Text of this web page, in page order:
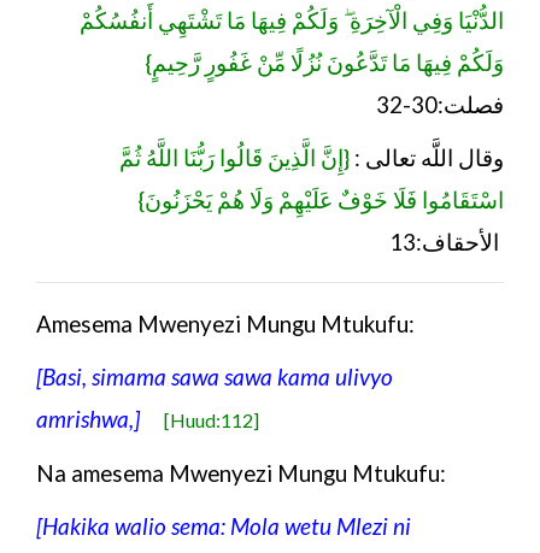
الدُّنْيَا وَفِي الْآخِرَةِ ۖ وَلَكُمْ فِيهَا مَا تَشْتَهِي أَنفُسُكُمْ
وَلَكُمْ فِيهَا مَا تَدَّعُونَ نُزُلًا مِّنْ غَفُورٍ رَّحِيمٍ}
فصلت:30-32
وقال اللَّه تعالى : {إِنَّ الَّذِينَ قَالُوا رَبُّنَا اللَّهُ ثُمَّ
اسْتَقَامُوا فَلَا خَوْفٌ عَلَيْهِمْ وَلَا هُمْ يَحْزَنُونَ}
الأحقاف:13
Amesema Mwenyezi Mungu Mtukufu:
[Basi, simama sawa sawa kama ulivyo
amrishwa,]
[Huud:112]
Na amesema Mwenyezi Mungu Mtukufu:
[Hakika walio sema: Mola wetu Mlezi ni